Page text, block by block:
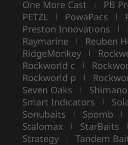
One More Cast | PB
PETZL | PowaPacs |
Preston Innovations |
Raymarine | Reuben
RidgeMonkey |
Rockworld c |
Rockworld p |
Seven Oaks | Shimano
Smart Indicators |
Sonubaits | Spomb |
Stalomax | StarBaits |
Strategy | Tandem